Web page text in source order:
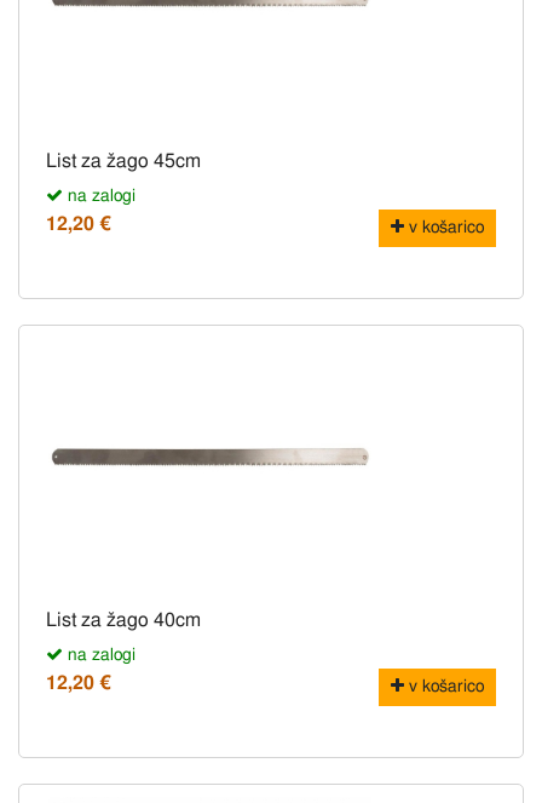
List za žago 45cm
na zalogi
12,20 € v košarico
List za žago 40cm
na zalogi
12,20 € v košarico